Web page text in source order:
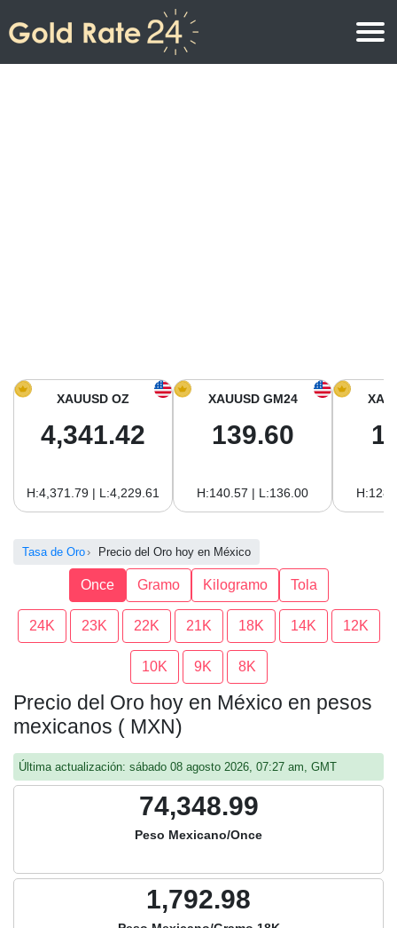
Precio del Oro hoy en América del sur
XAUUSD OZ
4,341.42
H:4,371.79 | L:4,229.61
XAUUSD GM24
139.60
H:140.57 | L:136.00
Tasa de Oro Precio del Oro hoy en México
Once Gramo Kilogramo Tola
24K 23K 22K 21K 18K 14K 12K
10K 9K 8K
Precio del Oro hoy en México en pesos
mexicanos ( MXN)
Última actualización: sábado 08 agosto 2026, 07:27 am, GMT
74,348.99
Peso Mexicano/Once
1,792.98